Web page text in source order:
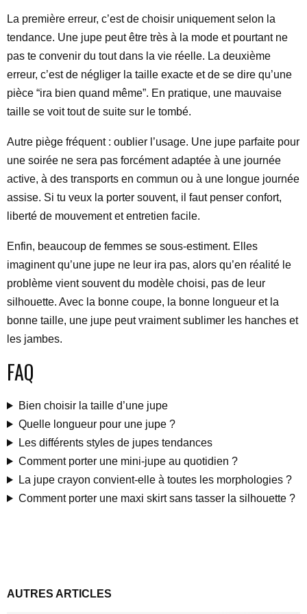
La première erreur, c’est de choisir uniquement selon la
tendance. Une jupe peut être très à la mode et pourtant ne
pas te convenir du tout dans la vie réelle. La deuxième
erreur, c’est de négliger la taille exacte et de se dire qu’une
pièce “ira bien quand même”. En pratique, une mauvaise
taille se voit tout de suite sur le tombé.
Autre piège fréquent : oublier l’usage. Une jupe parfaite pour
une soirée ne sera pas forcément adaptée à une journée
active, à des transports en commun ou à une longue journée
assise. Si tu veux la porter souvent, il faut penser confort,
liberté de mouvement et entretien facile.
Enfin, beaucoup de femmes se sous-estiment. Elles
imaginent qu’une jupe ne leur ira pas, alors qu’en réalité le
problème vient souvent du modèle choisi, pas de leur
silhouette. Avec la bonne coupe, la bonne longueur et la
bonne taille, une jupe peut vraiment sublimer les hanches et
les jambes.
FAQ
Bien choisir la taille d’une jupe
Quelle longueur pour une jupe ?
Les différents styles de jupes tendances
Comment porter une mini-jupe au quotidien ?
La jupe crayon convient-elle à toutes les morphologies ?
Comment porter une maxi skirt sans tasser la silhouette ?
AUTRES ARTICLES